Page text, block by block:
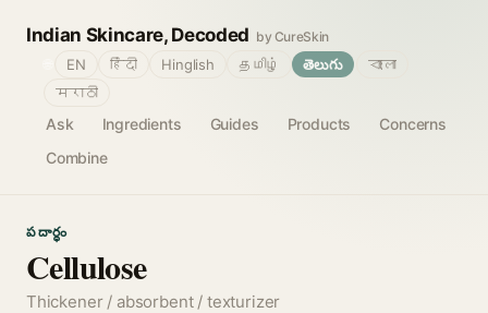
Indian Skincare, Decoded by CureSkin
Ask Ingredients Guides Products
Concerns
Combine
EN हिंदी Hinglish தமிழ் తెలుగు
বাংলা
मराठी
పదార్థం
Cellulose
Thickener / absorbent / texturizer